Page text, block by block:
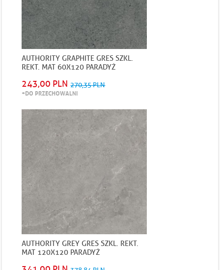
AUTHORITY GRAPHITE GRES SZKL.
REKT. MAT 60X120 PARADYŻ
243,00 PLN 270,35 PLN
+DO PRZECHOWALNI
AUTHORITY GREY GRES SZKL. REKT.
MAT 120X120 PARADYŻ